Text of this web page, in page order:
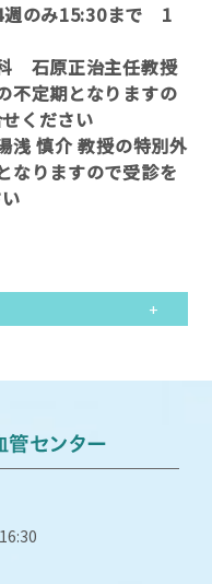
のみ15:30まで 1
石原正治主任教授
不定期となりますの
ください
慎介 教授の特別外
なりますので受診を